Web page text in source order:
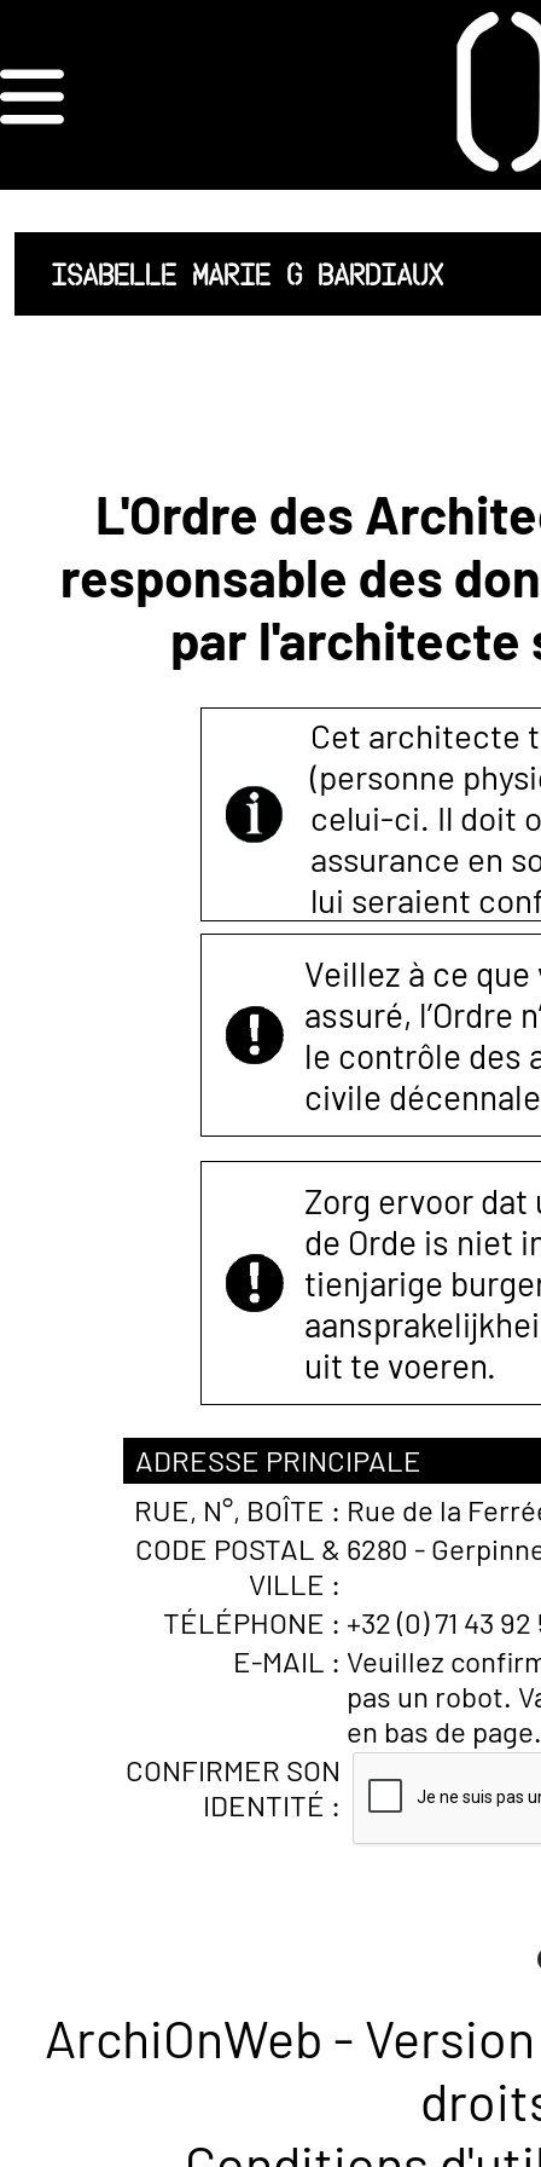
ORDRE DES
ARCHITECTES
ACCUEIL
LISTE DES
ANNEXE 4 CODT
CONTACTER
ISABELLE MARIE G BARDIAUX
L'Ordre des
responsable des
par l'architecte
Cet architecte
(personne
celui-ci. Il doit
assurance en
lui seraient
Veillez à ce
assuré, l’Ordre
le contrôle des
civile
Zorg ervoor
de Orde is niet
tienjarige
uit te voeren.
ADRESSE PRINCIPALE
RUE, N°, BOÎTE : Rue de la
CODE POSTAL &
VILLE :
6280 -
TÉLÉPHONE : +32 (0) 71 43 92
E-MAIL : Veuillez
pas un robot.
en bas de page.
CONFIRMER SON
IDENTITÉ :
ArchiOnWeb -